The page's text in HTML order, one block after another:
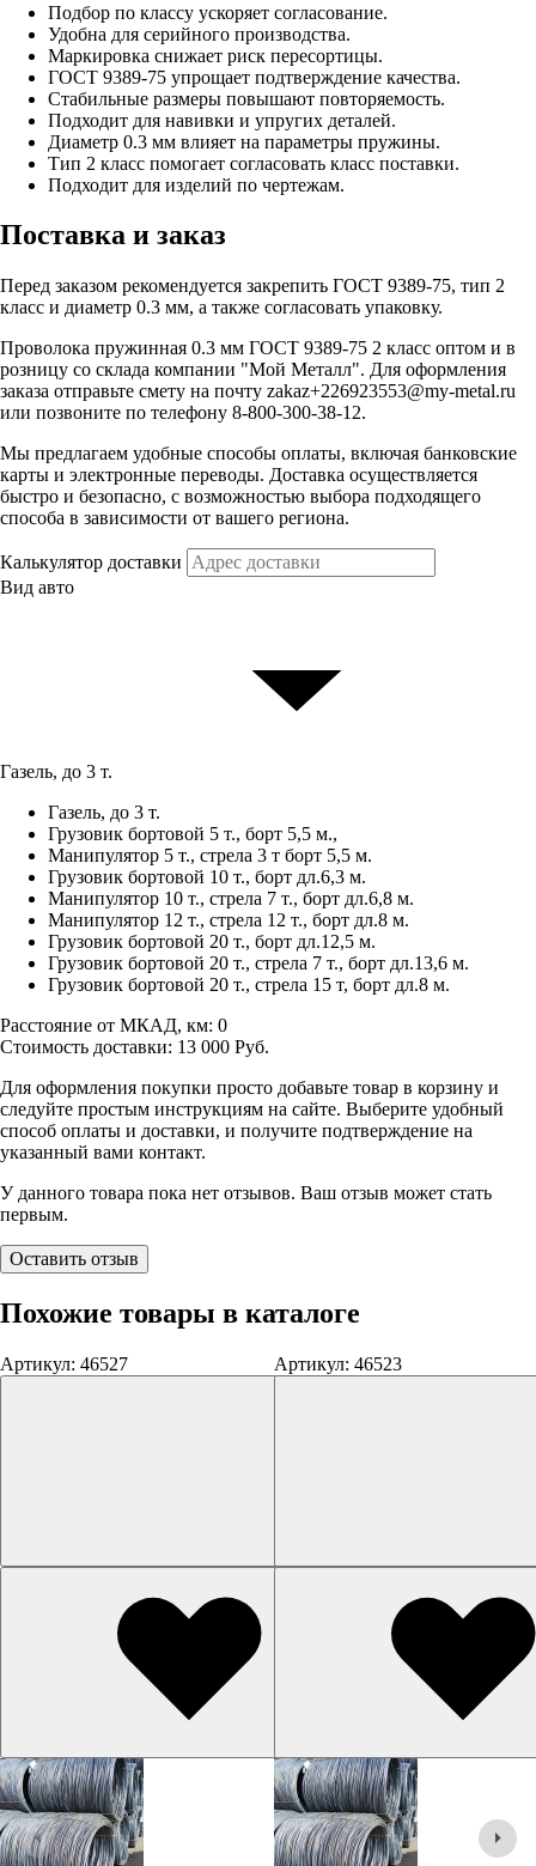
Подбор по классу ускоряет согласование.
Удобна для серийного производства.
Маркировка снижает риск пересортицы.
ГОСТ 9389-75 упрощает подтверждение качества.
Стабильные размеры повышают повторяемость.
Подходит для навивки и упругих деталей.
Диаметр 0.3 мм влияет на параметры пружины.
Тип 2 класс помогает согласовать класс поставки.
Подходит для изделий по чертежам.
Поставка и заказ
Перед заказом рекомендуется закрепить ГОСТ 9389-75, тип 2
класс и диаметр 0.3 мм, а также согласовать упаковку.
Проволока пружинная 0.3 мм ГОСТ 9389-75 2 класс оптом и в
розницу со склада компании "Мой Металл". Для оформления
заказа отправьте смету на почту zakaz+226923553@my-metal.ru
или позвоните по телефону 8-800-300-38-12.
Мы предлагаем удобные способы оплаты, включая банковские
карты и электронные переводы. Доставка осуществляется
быстро и безопасно, с возможностью выбора подходящего
способа в зависимости от вашего региона.
Калькулятор доставки
Вид авто
Газель, до 3 т.
Газель, до 3 т.
Грузовик бортовой 5 т., борт 5,5 м.,
Манипулятор 5 т., стрела 3 т борт 5,5 м.
Грузовик бортовой 10 т., борт дл.6,3 м.
Манипулятор 10 т., стрела 7 т., борт дл.6,8 м.
Манипулятор 12 т., стрела 12 т., борт дл.8 м.
Грузовик бортовой 20 т., борт дл.12,5 м.
Грузовик бортовой 20 т., стрела 7 т., борт дл.13,6 м.
Грузовик бортовой 20 т., стрела 15 т, борт дл.8 м.
Расстояние от МКАД, км: 0
Стоимость доставки: 13 000 Руб.
Для оформления покупки просто добавьте товар в корзину и
следуйте простым инструкциям на сайте. Выберите удобный
способ оплаты и доставки, и получите подтверждение на
указанный вами контакт.
У данного товара пока нет отзывов. Ваш отзыв может стать
первым.
Оставить отзыв
Похожие товары в каталоге
Артикул: 46527 Артикул: 46523